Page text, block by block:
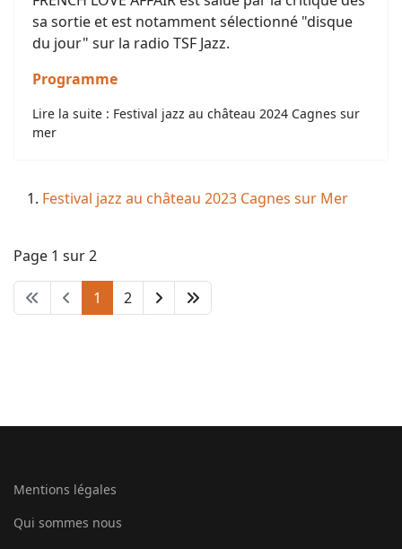
sa sortie et est notamment sélectionné "disque
du jour" sur la radio TSF Jazz.
Programme
Lire la suite : Festival jazz au château 2024 Cagnes sur
mer
Festival jazz au château 2023 Cagnes sur Mer
Page 1 sur 2
1 2
Mentions légales
Qui sommes nous